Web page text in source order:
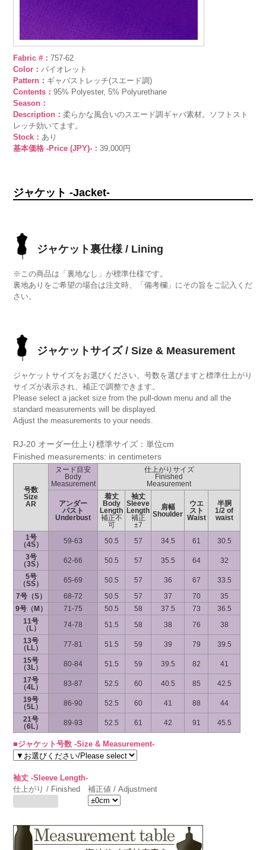
Fabric #：757-62
Color：バイオレット
Pattern： ギャバストレッチ(スエード調)
Contents：95% Polyester, 5% Polyurethane
Season：
Description：柔らかな風合いのスエード調ギャバ素材。ソフトスト
レッチ効いてます。
Stock：あり
基本価格 -Price (JPY)-：39,000円
ジャケット -Jacket-
ジャケット裏仕様 / Lining
※この商品は「裏地なし」が標準仕様です。
裏地ありをご希望の場合は注文時、「備考欄」にその旨をご記入くだ
さい。
ジャケットサイズ / Size & Measurement
ジャケットサイズをお選びください。号数を選びますと標準仕上がり
サイズが表示され、補正で調整できます。
Please select a jacket size from the pull-down menu and all the
standard measurements will be displayed.
Adjust the measurements to your needs.
RJ-20 オーダー仕上り標準サイズ：単位cm
Finished measurements: in centimeters
号数
Size
AR
ヌード目安
Body
Measurement
仕上がりサイズ
Finished
Measurement
アンダー
バスト
Underbust
着丈
Body
Length
補正不
可
袖丈
Sleeve
Length
補正
±7
肩幅
Shoulder
ウエ
スト
Waist
半胴
1/2 of
waist
1号
（4S）
59-63 50.5 57 34.5 61
30.5
3号
（3S）
62-66 50.5 57 35.5 64
32
5号
（SS）
65-69 50.5 57 36 67
33.5
7号（S）
68-72 50.5 57 37 70
35
9号（M）
71-75 50.5 58 37.5 73
36.5
11号
（L）
74-78 51.5 58 38 76
38
13号
（LL）
77-81 51.5 59 39 79
39.5
15号
（3L）
80-84 51.5 59 39.5 82
41
17号
（4L）
83-87 52.5 60 40.5 85
42.5
19号
（5L）
86-90 52.5 60 41 88
44
21号
（6L）
89-93 52.5 61 42 91 45.5
■ジャケット号数 -Size & Measurement-
袖丈 -Sleeve Length-
仕上がり / Finished
補正値 / Adjustment